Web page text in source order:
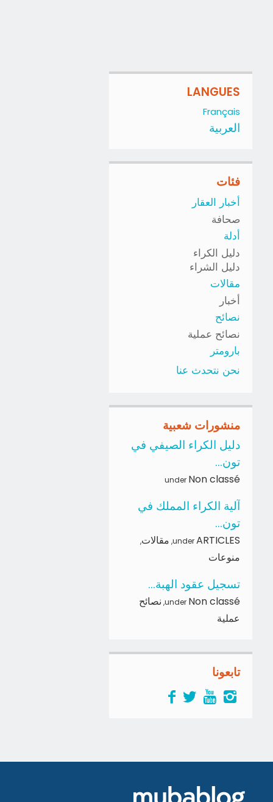
LANGUES
Français
العربية
فئات
أخبار العقار
صحافة
أدلة
دليل الكراء
دليل الشراء
مقالات
أخبار
نصائح
نصائح عملية
بارومتر
نحن نتحدث عنا
منشورات شعبية
دليل الكراء الصيفي في
تون...
under Non classé
آلية الكراء المملك في
تون...
underARTICLES
, مقالات,
منوعات
تسجيل عقود الهبة...
under Non classé
, نصائح
عملية
تابعونا